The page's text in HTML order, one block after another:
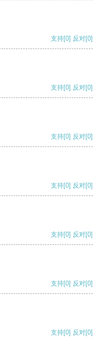
支持[0] 反对[0]
支持[0] 反对[0]
支持[0] 反对[0]
支持[0] 反对[0]
支持[0] 反对[0]
支持[0] 反对[0]
支持[0] 反对[0]